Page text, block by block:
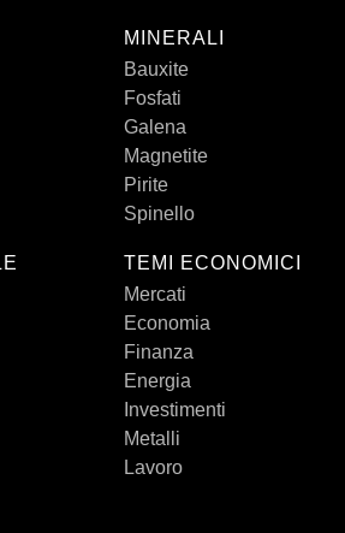
MINERALI
Bauxite
Fosfati
Galena
Magnetite
Pirite
Spinello
TEMI ECONOMICI
Mercati
Economia
Finanza
Energia
Investimenti
Metalli
Lavoro